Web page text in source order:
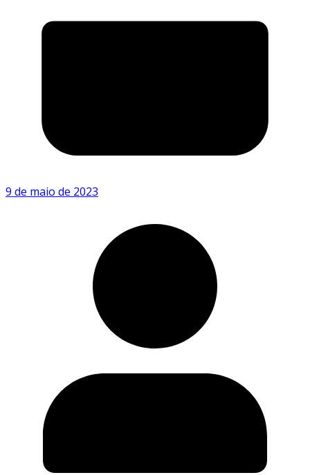
9 de maio de 2023